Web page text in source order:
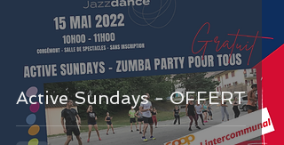
Active Sundays - OFFERT